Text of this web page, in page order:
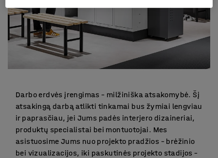
Darbo erdvės įrengimas – milžiniška atsakomybė. Šį
atsakingą darbą atlikti tinkamai bus žymiai lengviau
ir paprasčiau, jei Jums padės interjero dizaineriai,
produktų specialistai bei montuotojai. Mes
asistuosime Jums nuo projekto pradžios – brėžinio
bei vizualizacijos, iki paskutinės projekto stadijos –